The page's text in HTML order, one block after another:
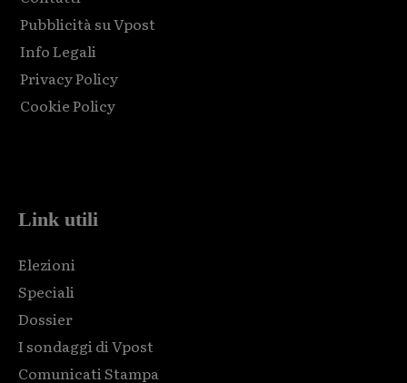
Pubblicità su Vpost
Info Legali
Privacy Policy
Cookie Policy
Link utili
Elezioni
Speciali
Dossier
I sondaggi di Vpost
Comunicati Stampa